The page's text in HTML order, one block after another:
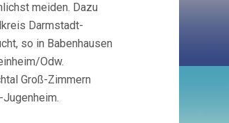
meiden. Dazu
Darmstadt-
so in Babenhausen
Odw.
Groß-Zimmern